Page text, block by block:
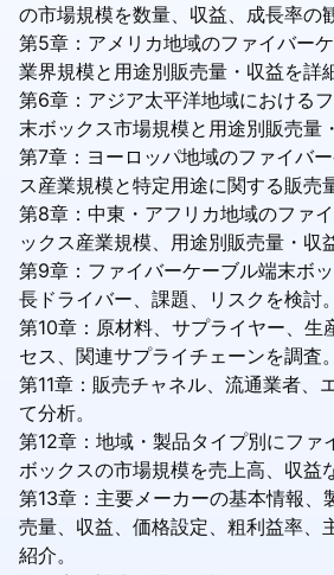
の市場規模を数量、収益、成長率の
第5章：アメリカ地域のファイバー
業界規模と用途別販売量・収益を詳
第6章：アジア太平洋地域における
末ボックス市場規模と用途別販売量
第7章：ヨーロッパ地域のファイバ
ス産業規模と特定用途に関する販売
第8章：中東・アフリカ地域のファ
ックス産業規模、用途別販売量・収
第9章：ファイバーケーブル端末ボ
長ドライバー、課題、リスクを検討。
第10章：原材料、サプライヤー、生
セス、関連サプライチェーンを調査。
第11章：販売チャネル、流通業者、
て分析。
第12章：地域・製品タイプ別にファ
ボックスの市場規模を売上高、収益
第13章：主要メーカーの基本情報、
売量、収益、価格設定、粗利益率、
紹介。